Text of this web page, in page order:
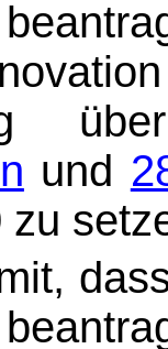
und
zu